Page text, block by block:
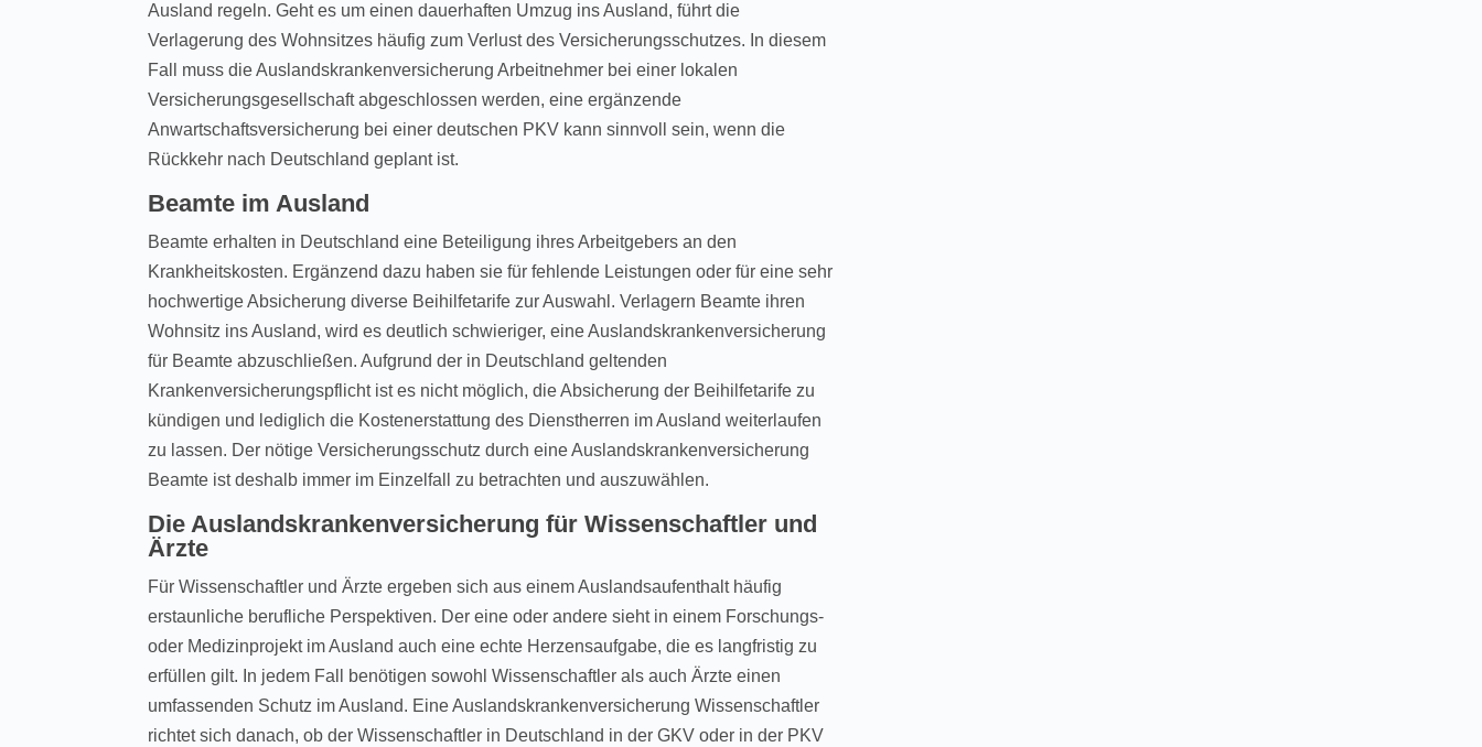
Ausland regeln. Geht es um einen dauerhaften Umzug ins Ausland, führt die
Verlagerung des Wohnsitzes häufig zum Verlust des Versicherungsschutzes. In diesem
Fall muss die Auslandskrankenversicherung Arbeitnehmer bei einer lokalen
Versicherungsgesellschaft abgeschlossen werden, eine ergänzende
Anwartschaftsversicherung bei einer deutschen PKV kann sinnvoll sein, wenn die
Rückkehr nach Deutschland geplant ist.
Beamte im Ausland
Beamte erhalten in Deutschland eine Beteiligung ihres Arbeitgebers an den
Krankheitskosten. Ergänzend dazu haben sie für fehlende Leistungen oder für eine sehr
hochwertige Absicherung diverse Beihilfetarife zur Auswahl. Verlagern Beamte ihren
Wohnsitz ins Ausland, wird es deutlich schwieriger, eine Auslandskrankenversicherung
für Beamte abzuschließen. Aufgrund der in Deutschland geltenden
Krankenversicherungspflicht ist es nicht möglich, die Absicherung der Beihilfetarife zu
kündigen und lediglich die Kostenerstattung des Dienstherren im Ausland weiterlaufen
zu lassen. Der nötige Versicherungsschutz durch eine Auslandskrankenversicherung
Beamte ist deshalb immer im Einzelfall zu betrachten und auszuwählen.
Die Auslandskrankenversicherung für Wissenschaftler und
Ärzte
Für Wissenschaftler und Ärzte ergeben sich aus einem Auslandsaufenthalt häufig
erstaunliche berufliche Perspektiven. Der eine oder andere sieht in einem Forschungs-
oder Medizinprojekt im Ausland auch eine echte Herzensaufgabe, die es langfristig zu
erfüllen gilt. In jedem Fall benötigen sowohl Wissenschaftler als auch Ärzte einen
umfassenden Schutz im Ausland. Eine Auslandskrankenversicherung Wissenschaftler
richtet sich danach, ob der Wissenschaftler in Deutschland in der GKV oder in der PKV